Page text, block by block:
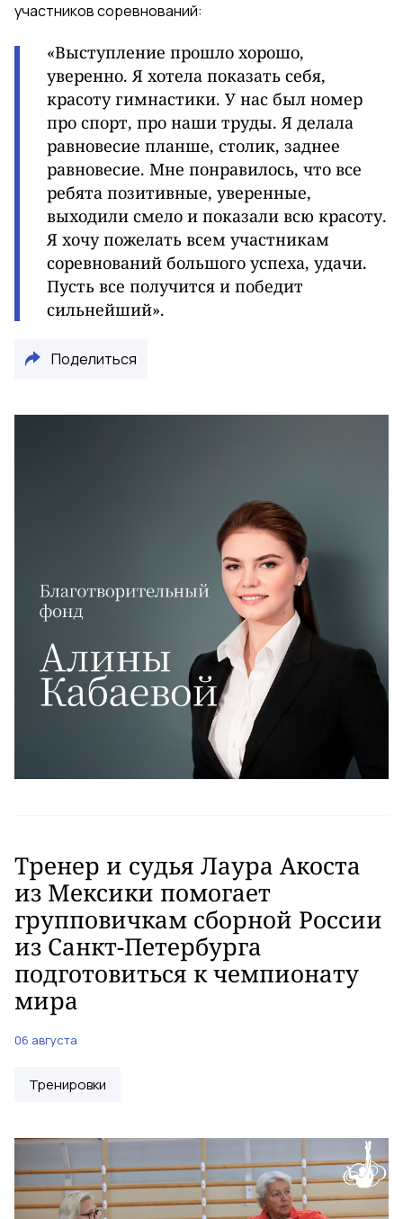
участников соревнований:
«Выступление прошло хорошо,
уверенно. Я хотела показать себя,
красоту гимнастики. У нас был номер
про спорт, про наши труды. Я делала
равновесие планше, столик, заднее
равновесие. Мне понравилось, что все
ребята позитивные, уверенные,
выходили смело и показали всю красоту.
Я хочу пожелать всем участникам
соревнований большого успеха, удачи.
Пусть все получится и победит
сильнейший».
Поделиться
Тренер и судья Лаура Акоста
из Мексики помогает
групповичкам сборной России
из Санкт-Петербурга
подготовиться к чемпионату
мира
06 августа
Тренировки